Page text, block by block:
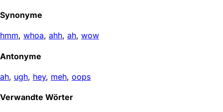
Synonyme
hmm, whoa, ahh, ah, wow
Antonyme
ah, ugh, hey, meh, oops
Verwandte Wörter